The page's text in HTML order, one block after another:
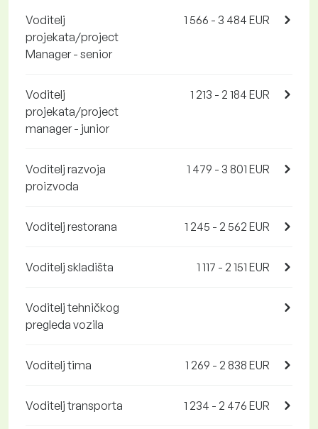
Voditelj
projekata/project
Manager - senior
1 566 - 3 484 EUR
Voditelj
projekata/project
manager - junior
1 213 - 2 184 EUR
Voditelj razvoja
proizvoda
1 479 - 3 801 EUR
Voditelj restorana 1 245 - 2 562 EUR
Voditelj skladišta 1 117 - 2 151 EUR
Voditelj tehničkog
pregleda vozila
Voditelj tima 1 269 - 2 838 EUR
Voditelj transporta 1 234 - 2 476 EUR